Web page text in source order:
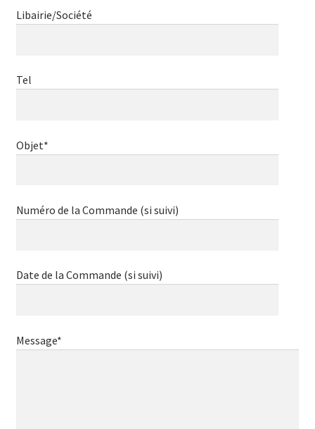
Libairie/Société
Tel
Objet*
Numéro de la Commande (si suivi)
Date de la Commande (si suivi)
Message*